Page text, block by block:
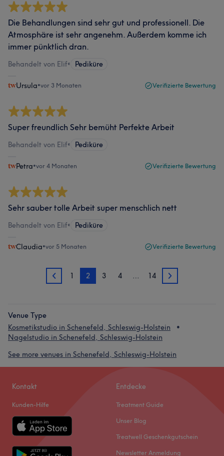
Die Behandlungen sind sehr gut und professionell. Die
Atmosphäre ist sehr angenehm. Außerdem komme ich
immer pünktlich dran.
Behandelt von Elif• Pediküre
Ursula•vor 3 Monaten Verifizierte Bewertung
Super freundlich Sehr bemüht Perfekte Arbeit
Behandelt von Elif• Pediküre
Petra•vor 4 Monaten Verifizierte Bewertung
Sehr sauber tolle Arbeit super menschlich nett
Behandelt von Elif• Pediküre
Claudia•vor 5 Monaten Verifizierte Bewertung
1 1 2 3 4 … 14 3
Venue Type
Kosmetikstudio in Schenefeld, Schleswig-Holstein
Nagelstudio in Schenefeld, Schleswig-Holstein
See more venues in Schenefeld, Schleswig-Holstein
Kontakt
Kunden-Hilfe
Entdecke
Treatment Guide
Unser Blog
Treatwell Geschenkgutschein
Newsletter Anmeldung